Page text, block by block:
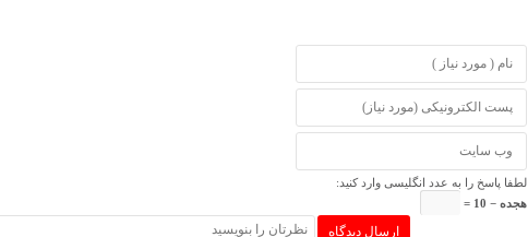
لطفا پاسخ را به عدد انگلیسی وارد کنید:
هجده − 10 =